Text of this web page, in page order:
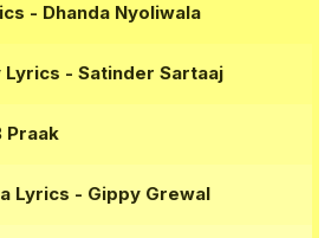
- Dhanda Nyoliwala
Lyrics - Satinder Sartaaj
Praak
Lyrics - Gippy Grewal